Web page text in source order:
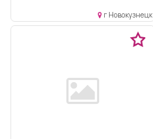
г Новокузнецк